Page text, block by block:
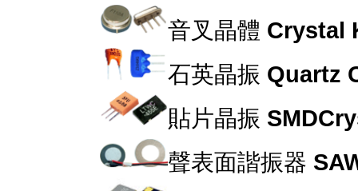
音叉晶體 Crystal
石英晶振 Quartz
貼片晶振
聲表面諧振器